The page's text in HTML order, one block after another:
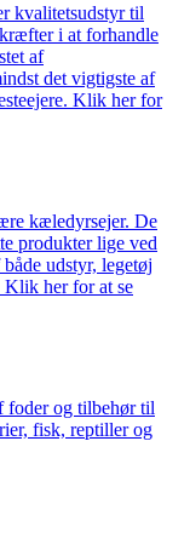
kvalitetsudstyr til
i at forhandle
af
det vigtigste af
Klik her for
kæledyrsejer. De
produkter lige ved
udstyr, legetøj
her for at se
foder og tilbehør til
fisk, reptiller og